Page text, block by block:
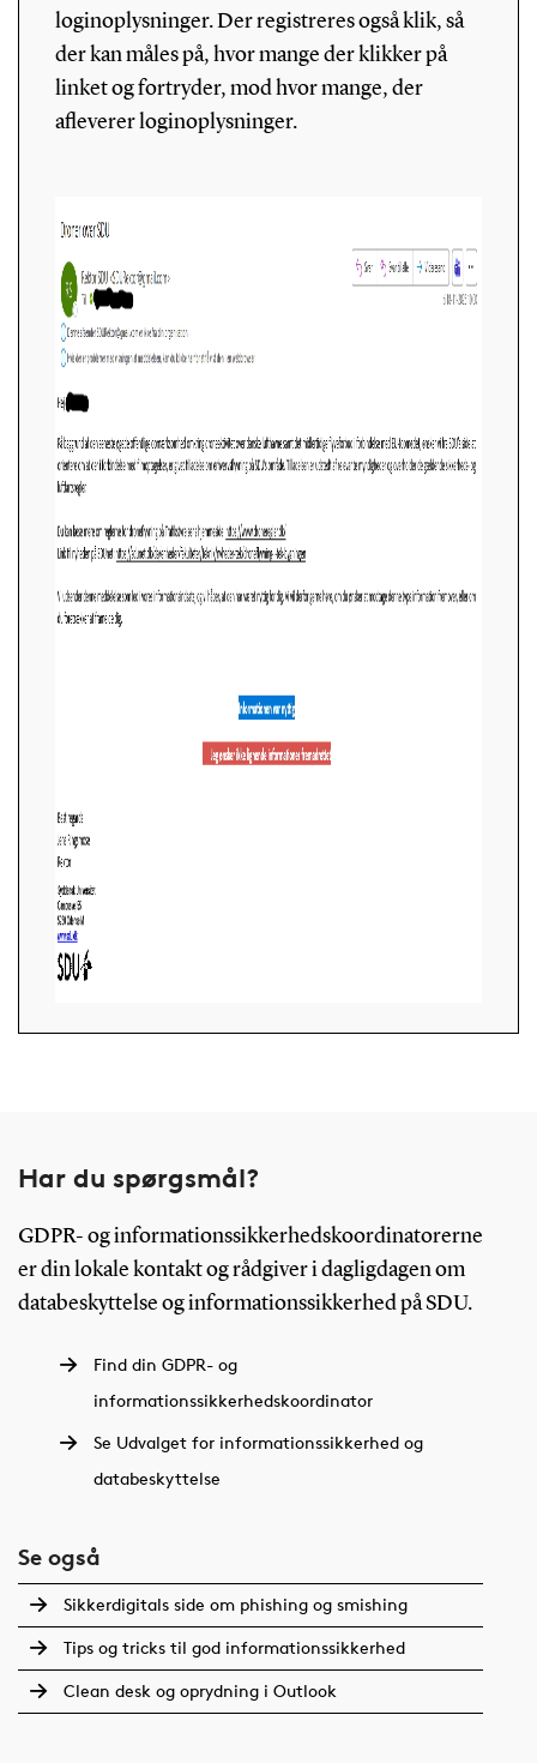
loginoplysninger. Der registreres også klik, så
der kan måles på, hvor mange der klikker på
linket og fortryder, mod hvor mange, der
afleverer loginoplysninger.
Har du spørgsmål?
GDPR- og informationssikkerhedskoordinatorerne
er din lokale kontakt og rådgiver i dagligdagen om
databeskyttelse og informationssikkerhed på SDU.
Find din GDPR- og
informationssikkerhedskoordinator
Se Udvalget for informationssikkerhed og
databeskyttelse
Se også
Sikkerdigitals side om phishing og smishing
Tips og tricks til god informationssikkerhed
Clean desk og oprydning i Outlook